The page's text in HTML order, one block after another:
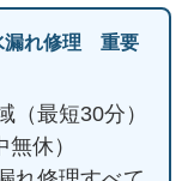
漏れ修理 重要
（最短30分）
休）